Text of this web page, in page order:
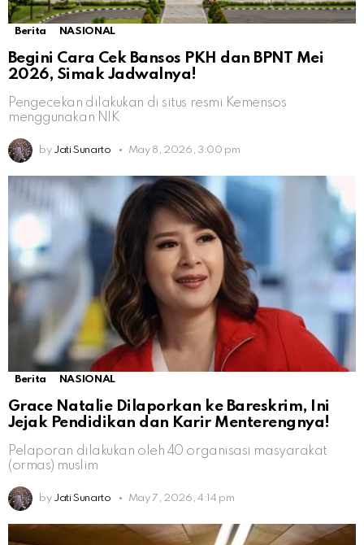
Berita NASIONAL
Begini Cara Cek Bansos PKH dan BPNT Mei
2026, Simak Jadwalnya!
Pengecekan dilakukan di situs resmi Kemensos
menggunakan NIK
by Jati Sunarto May 8, 2026, 3:00 pm
Berita NASIONAL
Grace Natalie Dilaporkan ke Bareskrim, Ini
Jejak Pendidikan dan Karir Menterengnya!
Pelaporan dilakukan oleh 40 organisasi masyarakat
(ormas) muslim
by Jati Sunarto May 7, 2026, 4:14 pm